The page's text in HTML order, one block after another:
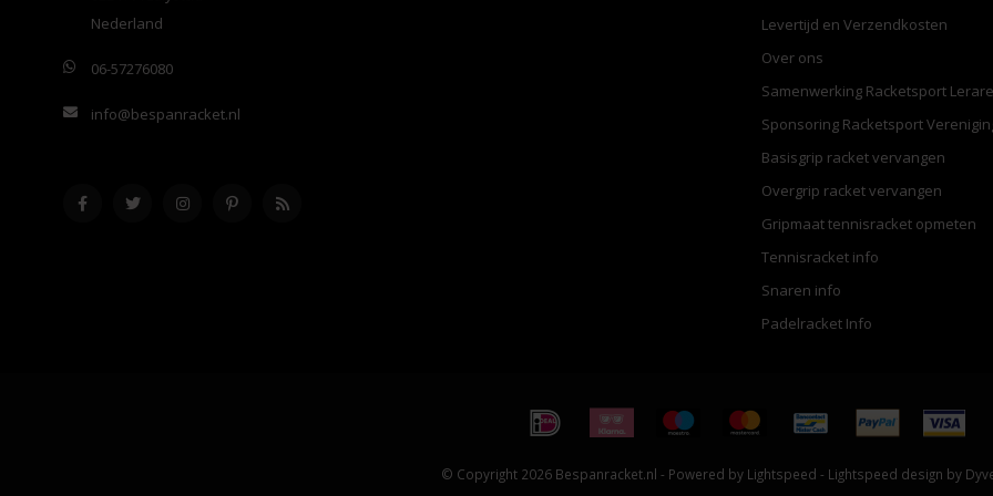
Nederland
06-57276080
info@bespanracket.nl
Levertijd en Verzendkosten
Over ons
Samenwerking Racketsport
Sponsoring Racketsport
Basisgrip racket vervangen
Overgrip racket vervangen
Gripmaat tennisracket opmeten
Tennisracket info
Snaren info
Padelracket Info
© Copyright 2026 Bespanracket.nl - Powered by Lightspeed - Lightspeed design by